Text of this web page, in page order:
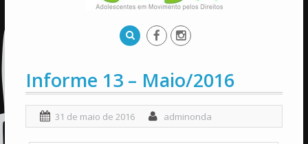
Informe 13 – Maio/2016
31 de maio de 2016 adminonda